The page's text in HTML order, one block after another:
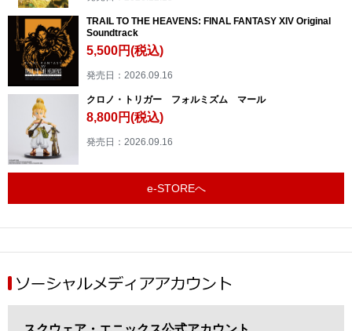
TRAIL TO THE HEAVENS: FINAL FANTASY XIV Original
Soundtrack
5,500円(税込)
発売日：2026.09.16
クロノ・トリガー フォルミズム マール
8,800円(税込)
発売日：2026.09.16
e-STOREへ